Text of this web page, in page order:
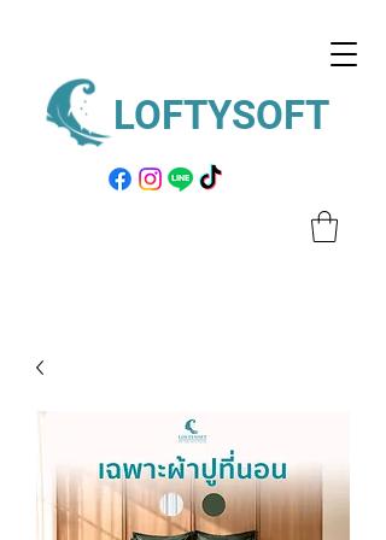
LOFTYSOFT